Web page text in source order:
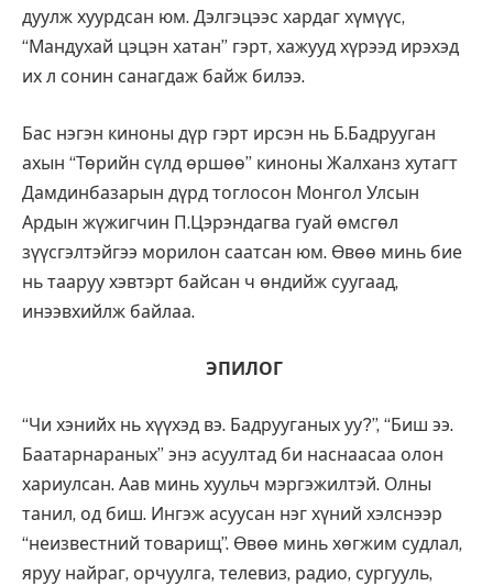
дуулж хуурдсан юм. Дэлгэцээс хардаг хүмүүс,
“Мандухай цэцэн хатан” гэрт, хажууд хүрээд ирэхэд
их л сонин санагдаж байж билээ.
Бас нэгэн киноны дүр гэрт ирсэн нь Б.Бадрууган
ахын “Төрийн сүлд өршөө” киноны Жалханз хутагт
Дамдинбазарын дүрд тоглосон Монгол Улсын
Ардын жүжигчин П.Цэрэндагва гуай өмсгөл
зүүсгэлтэйгээ морилон саатсан юм. Өвөө минь бие
нь тааруу хэвтэрт байсан ч өндийж суугаад,
инээвхийлж байлаа.
ЭПИЛОГ
“Чи хэнийх нь хүүхэд вэ. Бадрууганых уу?”, “Биш ээ.
Баатарнараных” энэ асуултад би наснаасаа олон
хариулсан. Аав минь хуульч мэргэжилтэй. Олны
танил, од биш. Ингэж асуусан нэг хүний хэлснээр
“неизвестний товарищ”. Өвөө минь хөгжим судлал,
яруу найраг, орчуулга, телевиз, радио, сургууль,